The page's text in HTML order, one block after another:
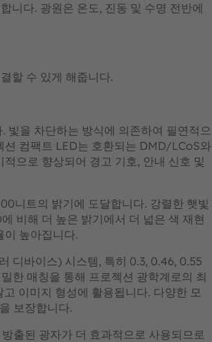
니다. 광원은 온도, 진동 및 수명 전반에
할 수 있게 해줍니다.
빛을 차단하는 방식에 의존하여 필연적으
션 컴팩트 LED는 호환되는 DMD/LCoS와
으로 향상되어 경고 기호, 안내 신호 및
니트의 밝기에 도달합니다. 강렬한 햇빛
비해 더 높은 밝기에서 더 넓은 색 재현
이 높아집니다.
디바이스) 시스템, 특히 0.3, 0.46, 0.55
한 매칭을 통해 프로젝션 광학계로의 최
이미지 형성에 활용됩니다. 다양한 모
보장합니다.
출된 광자가 더 효과적으로 사용되므로